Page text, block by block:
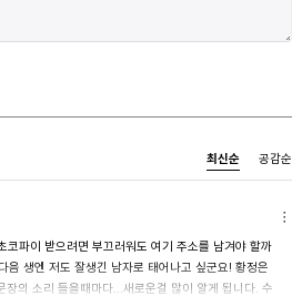
최신순 공감순
파이 받으려면 부끄러워도 여기 주소를 남겨야 할까
음 생엔 저도 잘생긴 남자로 태어나고 싶군요! 황정은
의 소리 들을때마다...새로운걸 많이 알게 됩니다. 수